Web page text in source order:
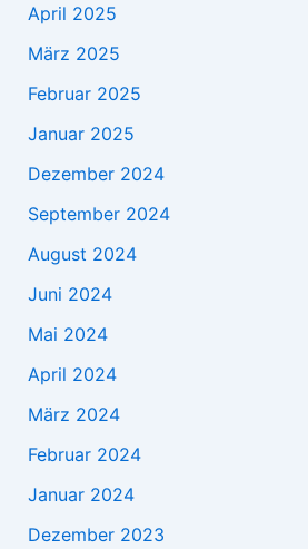
April 2025
März 2025
Februar 2025
Januar 2025
Dezember 2024
September 2024
August 2024
Juni 2024
Mai 2024
April 2024
März 2024
Februar 2024
Januar 2024
Dezember 2023